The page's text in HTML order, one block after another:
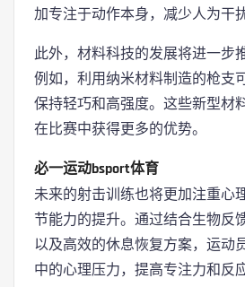
加专注于动作本身，减少人为干扰
此外，材料科技的发展将进一步
例如，利用纳米材料制造的枪支
保持轻巧和高强度。这些新型材
在比赛中获得更多的优势。
必一运动bsport体育
未来的射击训练也将更加注重心
节能力的提升。通过结合生物反
以及高效的休息恢复方案，运动
中的心理压力，提高专注力和反